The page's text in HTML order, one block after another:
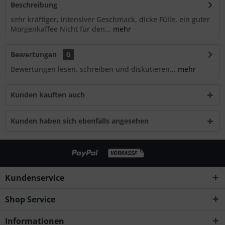
Beschreibung
sehr kräftiger, intensiver Geschmack, dicke Fülle, ein guter
Morgenkaffee Nicht für den... mehr
Bewertungen
0
Bewertungen lesen, schreiben und diskutieren... mehr
Kunden kauften auch
Kunden haben sich ebenfalls angesehen
Kundenservice
Shop Service
Informationen